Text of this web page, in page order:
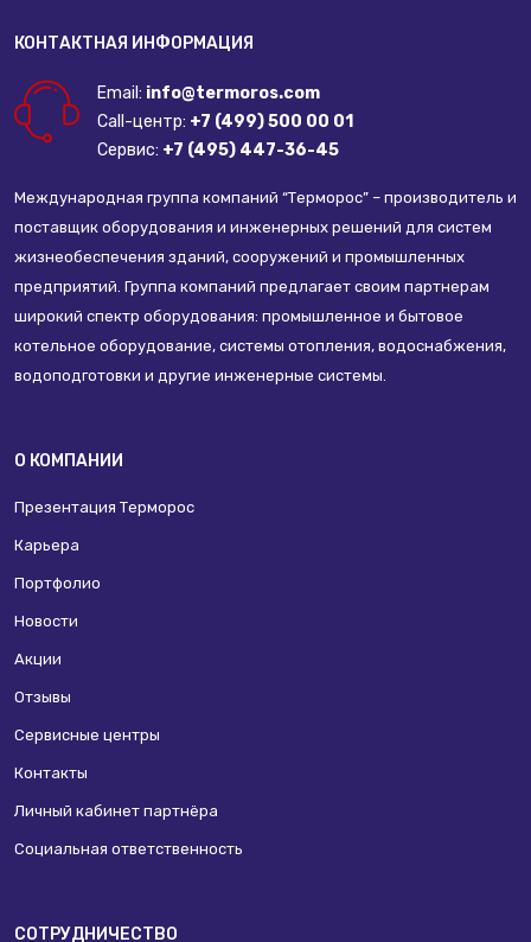
КОНТАКТНАЯ ИНФОРМАЦИЯ
Email: info@termoros.com
Call-центр: +7 (499) 500 00 01
Сервис: +7 (495) 447-36-45
Международная группа компаний “Терморос” – производитель и
поставщик оборудования и инженерных решений для систем
жизнеобеспечения зданий, сооружений и промышленных
предприятий. Группа компаний предлагает своим партнерам
широкий спектр оборудования: промышленное и бытовое
котельное оборудование, системы отопления, водоснабжения,
водоподготовки и другие инженерные системы.
О КОМПАНИИ
Презентация Терморос
Карьера
Портфолио
Новости
Акции
Отзывы
Сервисные центры
Контакты
Личный кабинет партнёра
Социальная ответственность
СОТРУДНИЧЕСТВО